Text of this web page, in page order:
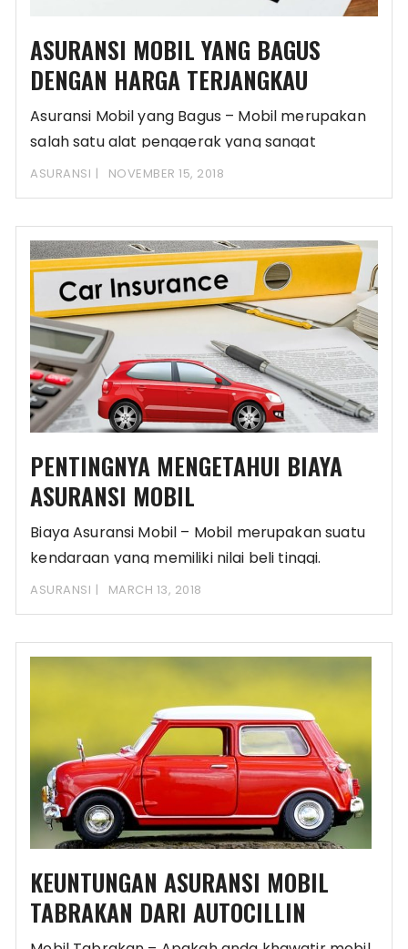
ASURANSI MOBIL YANG BAGUS
DENGAN HARGA TERJANGKAU
Asuransi Mobil yang Bagus – Mobil merupakan
salah satu alat penggerak yang sangat
berguna sekali
ASURANSI NOVEMBER 15, 2018
PENTINGNYA MENGETAHUI BIAYA
ASURANSI MOBIL
Biaya Asuransi Mobil – Mobil merupakan suatu
kendaraan yang memiliki nilai beli tinggi.
Dengan demikian,
ASURANSI MARCH 13, 2018
KEUNTUNGAN ASURANSI MOBIL
TABRAKAN DARI AUTOCILLIN